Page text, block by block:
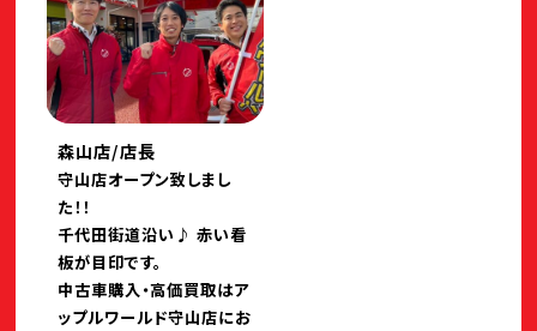
森山店/店長
守山店オープン致しまし
た！！
千代田街道沿い♪ 赤い看
板が目印です。
中古車購入・高価買取はア
ップルワールド守山店にお